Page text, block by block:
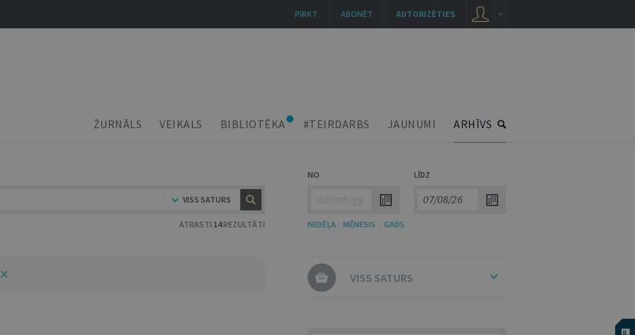
ŽURNĀLS VEIKALS BIBLIOTĒKA #TEIRDARBS JAUNUMI ARHĪVS
VISS SATURS
ATRASTI 14REZULTĀTI
NO LĪDZ
NEDĒĻA MĒNESIS GADS
VISS SATURS
AUTORIZĒTIES
ABONĒT
PIRKT